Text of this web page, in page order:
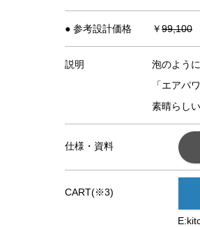
● 参考設計価格 ￥99,100
説明
泡のよう
「エアパ
素晴らし
仕様・資料
CART(※3)